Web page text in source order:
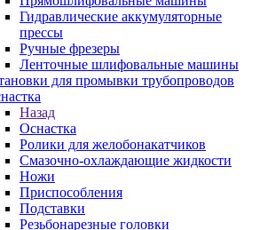
Гидравлические аккумуляторные
прессы
Ручные фрезеры
Ленточные шлифовальные машины
для промывки трубопроводов
Назад
Оснастка
Ролики для желобонакатчиков
Смазочно-охлаждающие жидкости
Ножи
Приспособления
Подставки
Резьбонарезные головки